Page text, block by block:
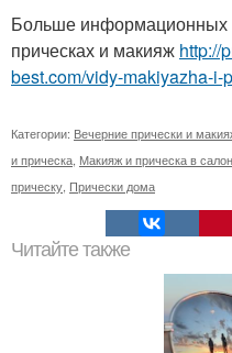
Больше информационных
прическах и макияж http://
best.com/vidy-makiyazha-i-
Категории: Вечерние прически и
и прическа Макияж и прическа в
прическу Прически дома
Читайте также